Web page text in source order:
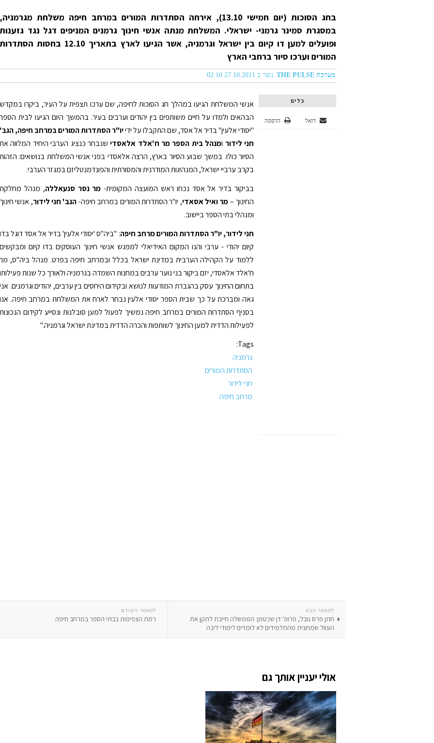
בחג הסוכות (יום חמישי 13.10), אירחה הסתדרות המורים במרחב חיפה משלחת מגרמניה,
במסגרת סמינר גרמני- ישראלי. המשלחת מנתה אנשי חינוך גרמנים המניפים דגל נגד גזענות
ופועלים למען דו קיום בין ישראל וגרמניה, אשר הגיעו לארץ בתאריך 12.10 בחסות הסתדרות
המורים וערכו סיור ברחבי הארץ
מערכת THE PULSE נוצר ב 27.10.2011 02:10
כלים
הדפסה דואל
אנשי המשלחת הגיעו במהלך חג הסוכות לחיפה, שם ערכו תצפית על העיר, ביקרו במקדש
הבהאים ולמדו על חיים משותפים בין יהודים וערבים בעיר. בהמשך היום הגיעו לבית הספר
"יסודי אלעין" בדיר אל אסד, שם התקבלו על ידייו"ר הסתדרות המורים במרחב חיפה, הגב'
חני לידור ומנהל בית הספר מר ח'אלד אלאסדי שנבחר כנציג הערבי היחיד המלווה את
הסיור כולו. במשך שבוע הסיור בארץ, הרצה אלאסדי בפני אנשי המשלחת בנושאים: הזהות
בקרב ערביי ישראל, המנהיגות המודרנית והמסורתית והפונדמנטליזם במגזר הערבי.
בביקור בדיר אל אסד נכחו ראש המועצה המקומית- מר נסר סנעאללה, מנהל מחלקת
החינוך –מר ואיל אסאדי, יו"ר הסתדרות המורים במרחב חיפה-הגב' חני לידור, אנשי חינוך
ומנהלי בתי הספר ביישוב.
חני לידור, יו"ר הסתדרות המורים מרחב חיפה: "ביה"ס 'יסודי אלעין' בדיר אל אסד דוגל בדו
קיום יהודי - ערבי והנו המקום האידיאלי למפגש אנשי חינוך העוסקים בדו קיום ומבקשים
ללמוד על הקהילה הערבית במדינת ישראל בכלל ובמרחב חיפה בפרט. מנהל ביה"ס, מר
ח'אלד אלאסדי, יזם ביקור בני נוער ערבים במחנות השמדה בגרמניה ולאורך כל שנות פעילותו
בתחום החינוך עסק בהגברת המודעות לנושא ובקידום היחסים בין ערבים, יהודים וגרמנים. אני
גאה ומברכת על כך שבית הספר יסודי אלעין נבחר לארח את המשלחת במרחב חיפה. אנו
בסניף הסתדרות המורים במרחב חיפה נמשיך לפעול למען סובלנות ונסייע לקידום הנכונות
לפעילות הדדית למען החינוך לשותפות והכרה הדדית במדינת ישראל וגרמניה."
Tags:
גרמניה
הסתדרות המורים
חני לידור
מרחב חיפה
למאמר הקודם
רמת הצפיפות בבתי הספר במרחב חיפה
למאמר הבא
חתן פרס נובל, פרופ' דן שכטמן: הממשלה חייבת לתקן את
העוול שמחצית מהתלמידים לא לומדים לימודי ליבה
אולי יעניין אותך גם